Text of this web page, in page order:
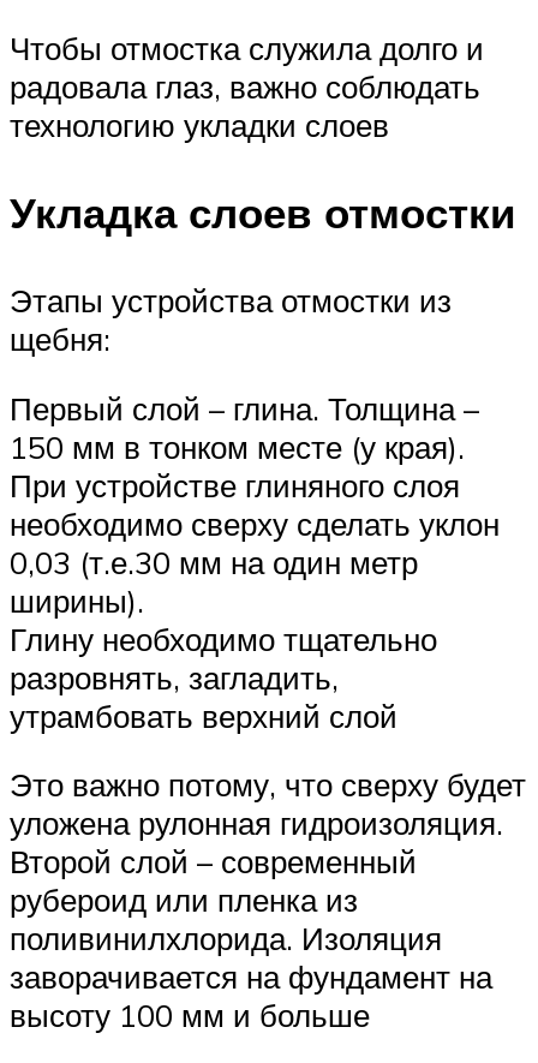
Чтобы отмостка служила долго и
радовала глаз, важно соблюдать
технологию укладки слоев
Укладка слоев отмостки
Этапы устройства отмостки из
щебня:
Первый слой – глина. Толщина –
150 мм в тонком месте (у края).
При устройстве глиняного слоя
необходимо сверху сделать уклон
0,03 (т.е.30 мм на один метр
ширины).
Глину необходимо тщательно
разровнять, загладить,
утрамбовать верхний слой
Это важно потому, что сверху будет
уложена рулонная гидроизоляция.
Второй слой – современный
рубероид или пленка из
поливинилхлорида. Изоляция
заворачивается на фундамент на
высоту 100 мм и больше